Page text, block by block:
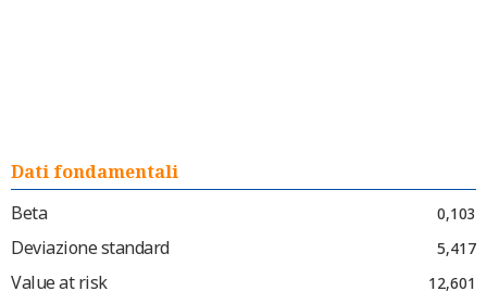
Dati fondamentali
Beta
0,103
Deviazione standard 5,417
Value at risk 12,601